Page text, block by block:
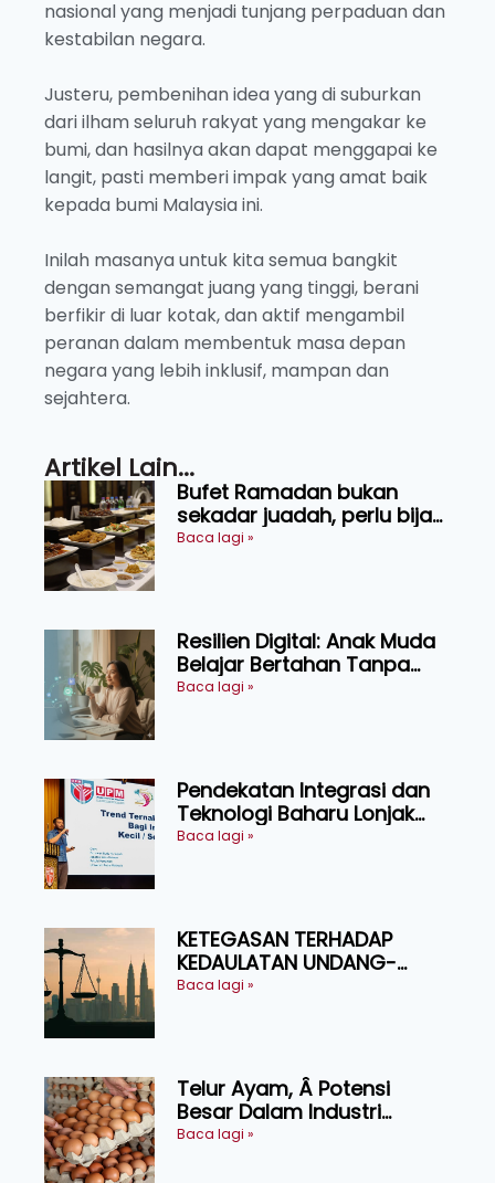
nasional yang menjadi tunjang perpaduan dan
kestabilan negara.
Justeru, pembenihan idea yang di suburkan
dari ilham seluruh rakyat yang mengakar ke
bumi, dan hasilnya akan dapat menggapai ke
langit, pasti memberi impak yang amat baik
kepada bumi Malaysia ini.
Inilah masanya untuk kita semua bangkit
dengan semangat juang yang tinggi, berani
berfikir di luar kotak, dan aktif mengambil
peranan dalam membentuk masa depan
negara yang lebih inklusif, mampan dan
sejahtera.
Artikel Lain...
Bufet Ramadan bukan
sekadar juadah, perlu bijak
memilih dan selamat
Baca lagi »
Resilien Digital: Anak Muda
Belajar Bertahan Tanpa
Perlu Menekan Diri
Baca lagi »
Pendekatan Integrasi dan
Teknologi Baharu Lonjak
Produktiviti Ternakan
Baca lagi »
KETEGASAN TERHADAP
KEDAULATAN UNDANG-
UNDANG ASAS KEPADA
Baca lagi »
Telur Ayam, Â Potensi
Besar Dalam Industri
Makanan, Kosmetik dan
Baca lagi »